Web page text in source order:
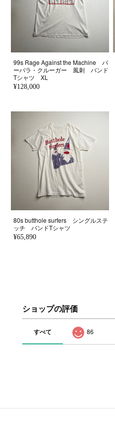
99s Rage Against the Machine バ
ーバラ・クルーガー 風刺 バンド
Tシャツ XL
¥128,000
80s butthole surfers シングルステ
ッチ バンドTシャツ
¥65,890
ショップの評価
すべて 86